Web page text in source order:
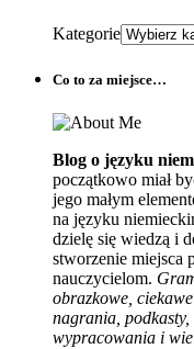
Kategorie
Co to za miejsce…
Blog o języku
początkowo miał
jego małym
na języku
dzielę się wiedzą i
stworzenie miejsca
nauczycielom.
obrazkowe,
nagrania,
wypracowania i